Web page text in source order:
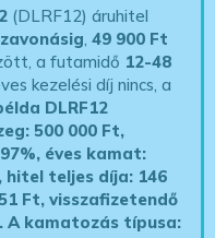
(DLRF12) áruhitel
,49 900 Ft
a futamidő 12-48
kezelési díj nincs, a
DLRF12
500 000 Ft,
éves kamat:
hitel teljes díja: 146
Ft, visszafizetendő
A kamatozás típusa: